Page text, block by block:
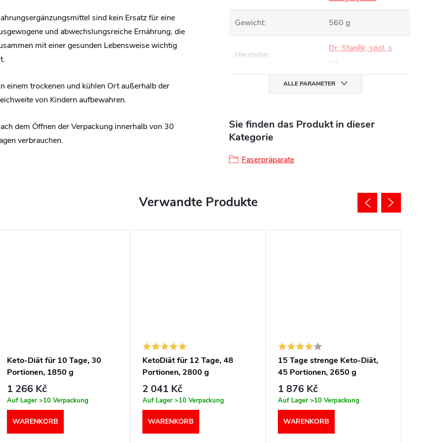
sind kein Ersatz für eine
und abwechslungsreiche Ernährung, die
mit einer gesunden Lebensweise wichtig
einem trockenen und kühlen Ort außerhalb der
von Kindern aufbewahren.
dem Öffnen der Verpackung innerhalb von 30
verbrauchen.
Gewicht: 560 g
Hersteller:
Dr. Staněk, spol. s
r.o.
ALLE PARAMETER
Sie finden das Produkt in dieser
Kategorie
Faserpräparate
Verwandte Produkte
Keto-Diät für 10 Tage, 30
Portionen, 1850 g
1 266 Kč
Auf Lager >10 Verpackung
WARENKORB
KetoDiät für 12 Tage, 48
Portionen, 2800 g
2 041 Kč
Auf Lager >10 Verpackung
WARENKORB
15 Tage strenge Keto-Diät,
45 Portionen, 2650 g
1 876 Kč
Auf Lager >10 Verpackung
WARENKORB